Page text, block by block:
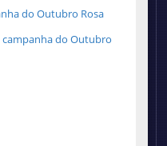
do Outubro Rosa
campanha do Outubro